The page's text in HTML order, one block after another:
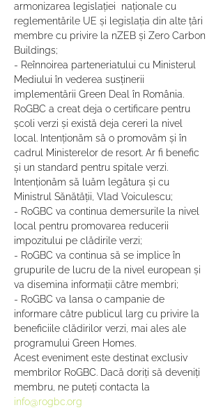
armonizarea legislației  naționale cu
reglementările UE și legislația din alte țări
membre cu privire la nZEB și Zero Carbon
Buildings;
- Reînnoirea parteneriatului cu Ministerul
Mediului în vederea susținerii
implementării Green Deal în România.
RoGBC a creat deja o certificare pentru
școli verzi și există deja cereri la nivel
local. Intenționăm să o promovăm și în
cadrul Ministerelor de resort. Ar fi benefic
și un standard pentru spitale verzi.
Intenționăm să luăm legătura și cu
Ministrul Sănătății, Vlad Voiculescu;
- RoGBC va continua demersurile la nivel
local pentru promovarea reducerii
impozitului pe clădirile verzi;
- RoGBC va continua să se implice în
grupurile de lucru de la nivel european și
va disemina informații către membri;
- RoGBC va lansa o campanie de
informare către publicul larg cu privire la
beneficiile clădirilor verzi, mai ales ale
programului Green Homes.
Acest eveniment este destinat exclusiv
membrilor RoGBC. Dacă doriți să deveniți
membru, ne puteți contacta la
info@rogbc.org